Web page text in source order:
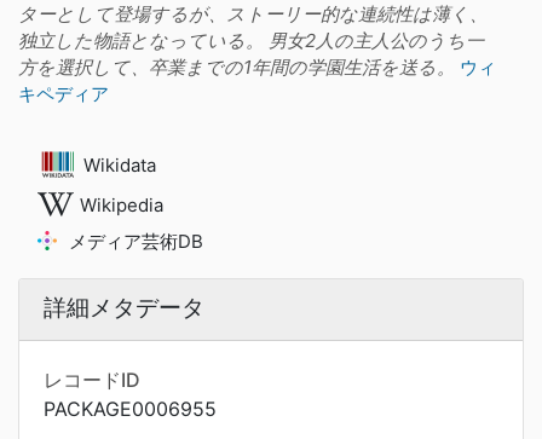
ターとして登場するが、ストーリー的な連続性は薄く、
独立した物語となっている。 男女2人の主人公のうち一
方を選択して、卒業までの1年間の学園生活を送る。
ウィ
キペディア
Wikidata
Wikipedia
メディア芸術DB
詳細メタデータ
レコードID
PACKAGE0006955